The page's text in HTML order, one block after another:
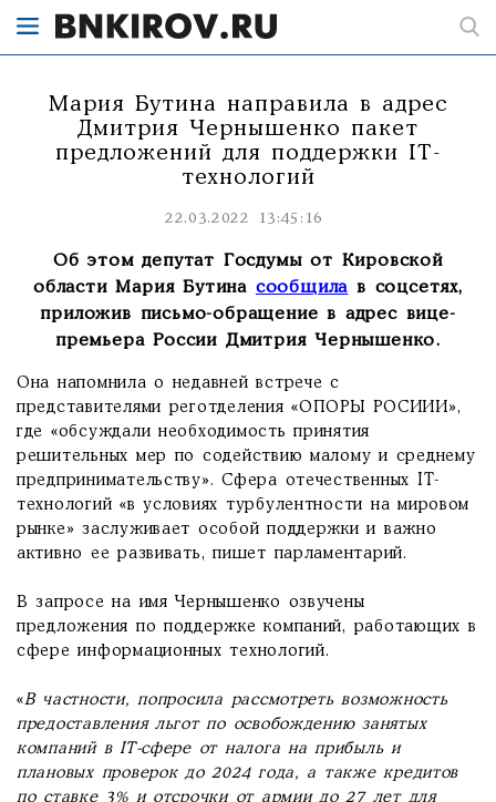
Мария Бутина направила в адрес
Дмитрия Чернышенко пакет
предложений для поддержки IT-
технологий
22.03.2022 13:45:16
Об этом депутат Госдумы от Кировской
области Мария Бутина сообщила в соцсетях,
приложив письмо-обращение в адрес вице-
премьера России Дмитрия Чернышенко.
Она напомнила о недавней встрече с
представителями реготделения «ОПОРЫ РОСИИИ»,
где «обсуждали необходимость принятия
решительных мер по содействию малому и среднему
предпринимательству». Сфера отечественных IT-
технологий «в условиях турбулентности на мировом
рынке» заслуживает особой поддержки и важно
активно ее развивать, пишет парламентарий.
В запросе на имя Чернышенко озвучены
предложения по поддержке компаний, работающих в
сфере информационных технологий.
«В частности, попросила рассмотреть возможность
предоставления льгот по освобождению занятых
компаний в IT-сфере от налога на прибыль и
плановых проверок до 2024 года, а также кредитов
по ставке 3% и отсрочки от армии до 27 лет для